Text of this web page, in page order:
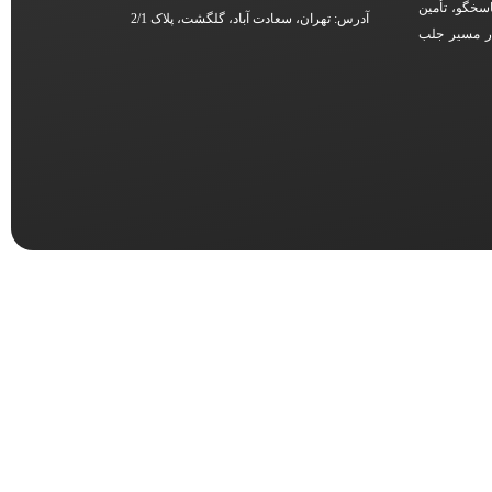
تأمین
مسیر جلب
آدرس: تهران، سعادت آباد، گلگشت، پلاک 2/1